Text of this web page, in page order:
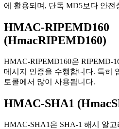
에 활용되며, 단독 MD5보다 안전
HMAC-RIPEMD160
(HmacRIPEMD160)
HMAC-RIPEMD160은 RIPEMD-
메시지 인증을 수행합니다. 특히
토콜에서 많이 사용됩니다.
HMAC-SHA1
HMAC-SHA1은 SHA-1 해시 알